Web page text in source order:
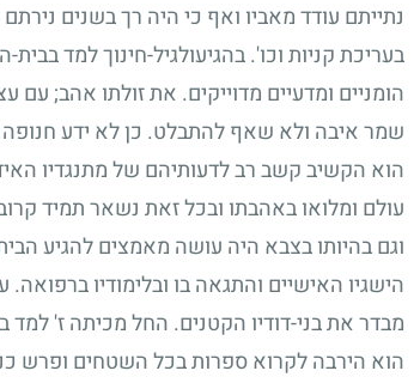
נתייתם עודד מאביו ואף כי היה רך בשנים
בעריכת קניות וכו'. בהגיעולגיל-חינוך למד
הומניים ומדעיים מדוייקים. את זולתו אהב;עם
שמר איבה ולא שאף להתבלט. כן לא ידע
הוא הקשיב קשב רב לדעותיהם של מתנגדיו
עולם ומלואו באהבתו ובכל זאת נשאר תמיד
וגם בהיותו בצבא היה עושה מאמצים להגיע
הישגיו האישיים והתגאה בו ובלימודיו
מבדר את בני-דודיו הקטנים. החל מכיתה ז' למד
הוא הירבה לקרוא ספרות בכל השטחים ופרש